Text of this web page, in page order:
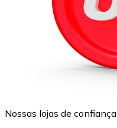
Nossas lojas de confiança